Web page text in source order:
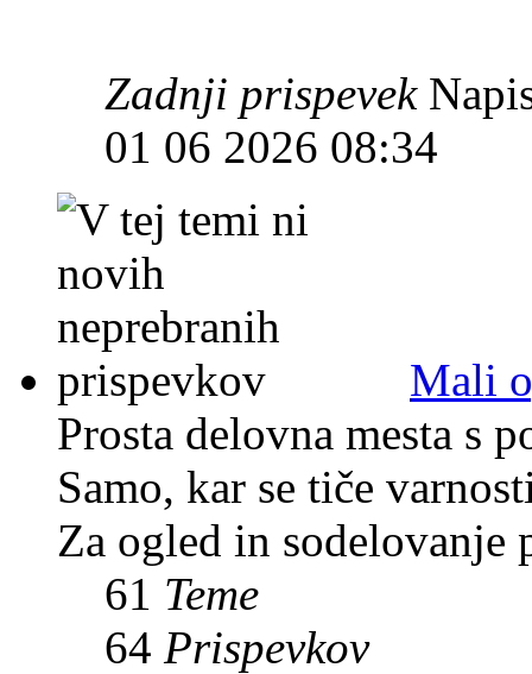
Zadnji prispevek
01 06 2026 08:34
Mali
Prosta delovna mesta s
Samo, kar se tiče
Za ogled in sodelovanje
61 Teme
64 Prispevkov